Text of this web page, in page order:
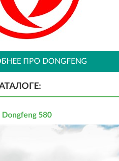
ПРО DONGFENG
Dongfeng 580